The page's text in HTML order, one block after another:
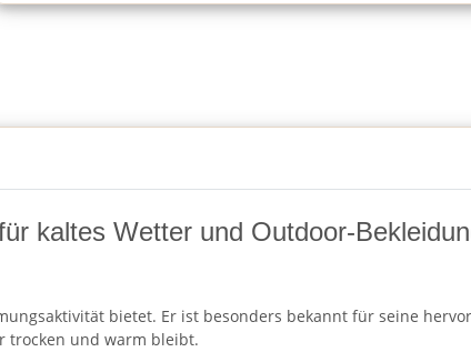
kaltes Wetter und Outdoor-
bietet. Er ist besonders bekannt für seine
trocken und warm bleibt.